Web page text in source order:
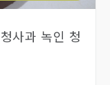
사과 녹인 청